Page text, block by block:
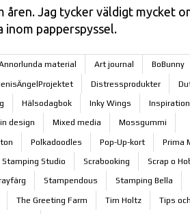
åren. Jag tycker väldigt mycket
inom papperspyssel.
material Art journal BoBunny
Distressprodukter
Hälsodagbok Inky Wings Inspiration
design Mixed media Mossgummi
Polkadoodles Pop-Up-kort Prima
Stamping Studio Scrabooking Scrap o
Stampendous Stamping Bella
The Greeting Farm Tim Holtz Tips